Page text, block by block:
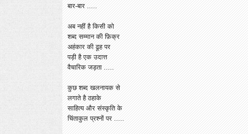
बार-बार .....
अब नहीं है किसी को
शब्द सम्मान की फ़िक्र
अहंकार की ढूह पर
पड़ी है एक उदात्त
वैचारिक जड़ता .....
कुछ शब्द खलनायक से
लगाते है ठहाके
साहित्य और संस्कृति के
चिंताकुल प्रश्नों पर .....